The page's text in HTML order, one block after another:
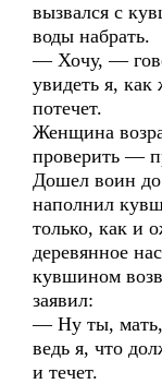
вызвался с
воды набрать.
— Хочу, —
увидеть я,
потечет.
Женщина
проверить —
Дошел воин до
наполнил
только, как и
деревянное
кувшином
заявил:
— Ну ты, мать,
ведь я, что
и течет.